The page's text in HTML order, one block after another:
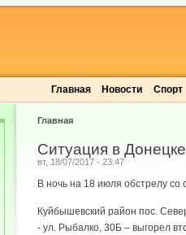
Главная Новости Спорт
Главная
Ситуация в
вт, 18/07/2017 - 23:47
В ночь на 18 июля обстрелу со
Куйбышевский район пос.
- ул. Рыбалко, 30Б – выгорел